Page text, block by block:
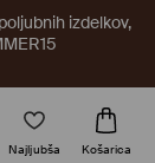
izdelkov,
Najljubša Košarica